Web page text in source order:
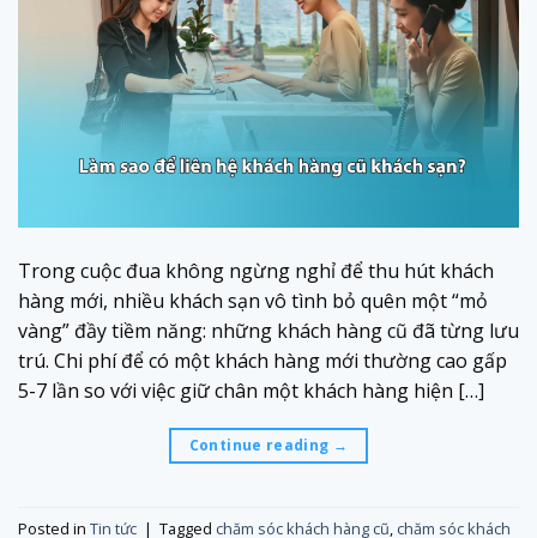
Trong cuộc đua không ngừng nghỉ để thu hút khách
hàng mới, nhiều khách sạn vô tình bỏ quên một “mỏ
vàng” đầy tiềm năng: những khách hàng cũ đã từng lưu
trú. Chi phí để có một khách hàng mới thường cao gấp
5-7 lần so với việc giữ chân một khách hàng hiện […]
Continue reading →
Posted in Tin tức | Tagged chăm sóc khách hàng cũ, chăm sóc khách